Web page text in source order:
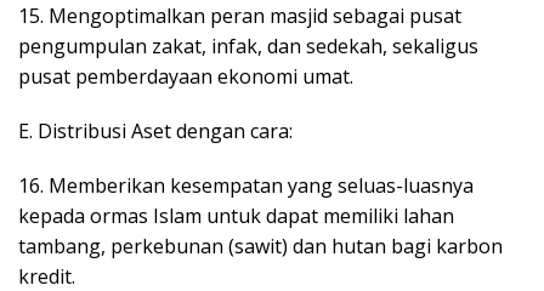
15. Mengoptimalkan peran masjid sebagai pusat
pengumpulan zakat, infak, dan sedekah, sekaligus
pusat pemberdayaan ekonomi umat.
E. Distribusi Aset dengan cara:
16. Memberikan kesempatan yang seluas-luasnya
kepada ormas Islam untuk dapat memiliki lahan
tambang, perkebunan (sawit) dan hutan bagi karbon
kredit.